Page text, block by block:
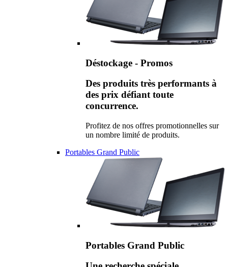
Déstockage - Promos
Des produits très performants à
des prix défiant toute
concurrence.
Profitez de nos offres promotionnelles sur
un nombre limité de produits.
Portables Grand Public
Portables Grand Public